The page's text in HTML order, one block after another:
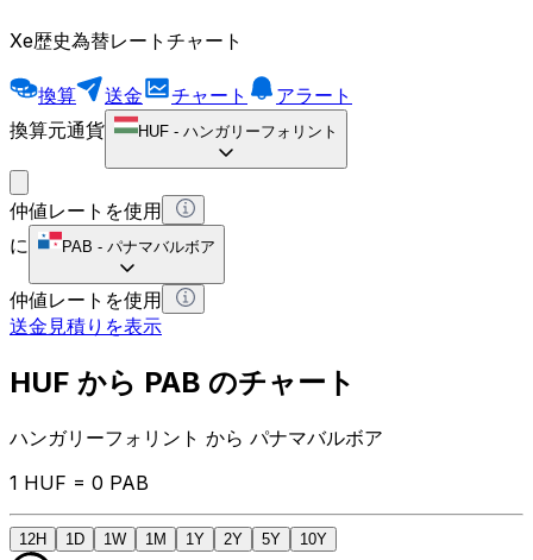
Xe歴史為替レートチャート
換算 送金 チャート
アラート
換算元通貨
HUF - ハンガリーフォリント
仲値レートを使用
に
PAB - パナマバルボア
仲値レートを使用
送金見積りを表示
HUF から PAB のチャート
ハンガリーフォリント から パナマバルボア
1 HUF = 0 PAB
12H 1D 1W 1M 1Y 2Y 5Y 10Y